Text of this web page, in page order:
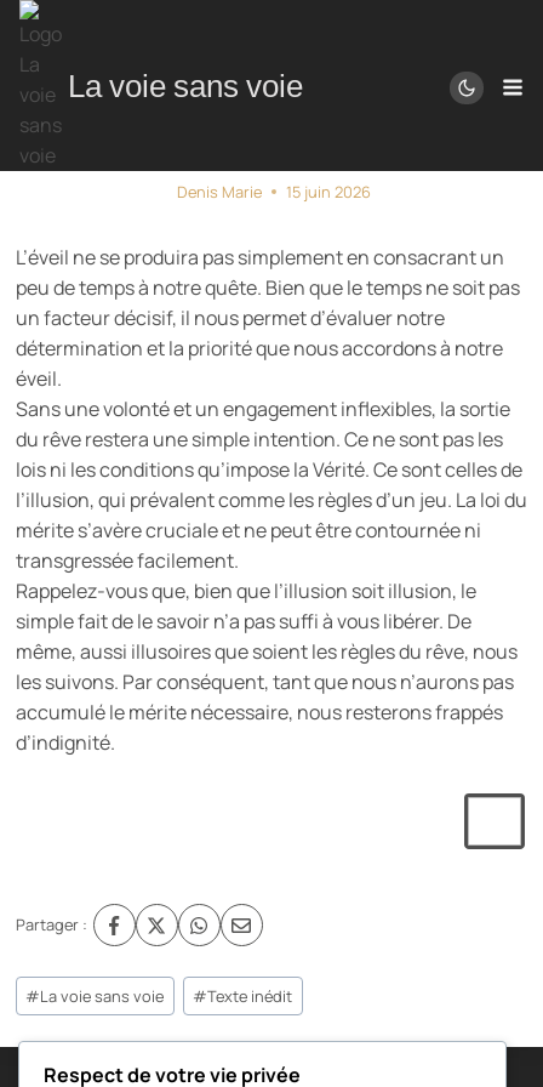
Aller
au
contenuLa voie sans voie
Denis Marie 15 juin 2026
L’éveil ne se produira pas simplement en consacrant un
peu de temps à notre quête. Bien que le temps ne soit pas
un facteur décisif, il nous permet d’évaluer notre
détermination et la priorité que nous accordons à notre
éveil.
Sans une volonté et un engagement inflexibles, la sortie
du rêve restera une simple intention. Ce ne sont pas les
lois ni les conditions qu’impose la Vérité. Ce sont celles de
l’illusion, qui prévalent comme les règles d’un jeu. La loi du
mérite s’avère cruciale et ne peut être contournée ni
transgressée facilement.
Rappelez-vous que, bien que l’illusion soit illusion, le
simple fait de le savoir n’a pas suffi à vous libérer. De
même, aussi illusoires que soient les règles du rêve, nous
les suivons. Par conséquent, tant que nous n’aurons pas
accumulé le mérite nécessaire, nous resterons frappés
d’indignité.
Partager :
Étiquettes
de
la
publication :
#La voie sans voie #Texte inédit
Respect de votre vie privée